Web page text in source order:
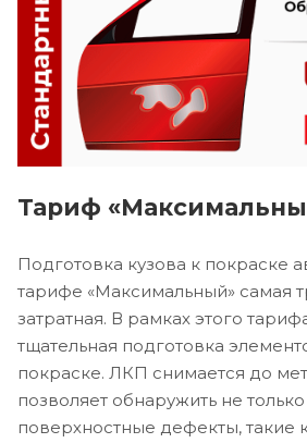
Тариф
Подготовка кузова к покраске
тарифе «Максимальный» самая
затратная. В рамках этого
тщательная подготовка
покраске. ЛКП снимается до
позволяет обнаружить не
поверхностные дефекты, такие